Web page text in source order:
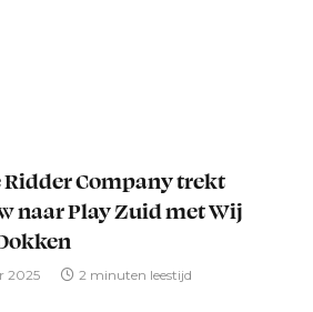
Ridder Company trekt
naar Play Zuid met Wij
2025 2 minuten leestijd